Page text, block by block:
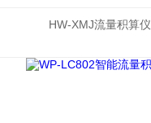
HW-XMJ流量积算仪